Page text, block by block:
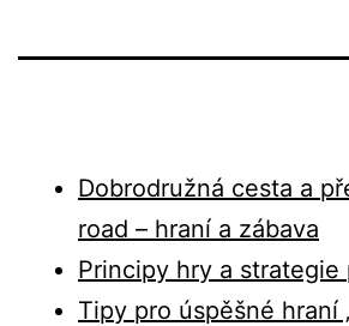
Dobrodružná cesta a
road – hraní a zábava
Principy hry a strategie
Tipy pro úspěšné hraní